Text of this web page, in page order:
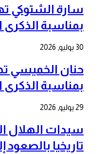
سارة الشتوكي
بمناسبة الذكرى ال 27 لعيد
30 يوليو, 2026
حنان الخميسي
بمناسبة الذكرى ال 27 لعيد
29 يوليو, 2026
سيدات الهلال
تاريخيا